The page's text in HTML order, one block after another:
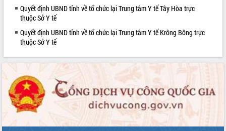
Thường trực HĐND tỉnh Đắk Lắk gặp
mặt Đoàn chuyên gia y tế TP. Hồ Chí
Lễ truy điệu và an táng hài cốt liệt sĩ
Bàn giải pháp tháo gỡ khó khăn trong
xuất khẩu sầu riêng và triển khai quy
định EUDR
Thứ trưởng Bộ Nông nghiệp và Môi
trường Nguyễn Hoàng Hiệp khảo sát
vùng trồng và doanh nghiệp đóng gói
sầu riêng tại Đắk Lắk
LIÊN KẾT WEB
Quyết định UBND tỉnh về tổ chức lại Trung tâm Y tế Tây Hòa trực
thuộc Sở Y tế
Quyết định UBND tỉnh về tổ chức lại Trung tâm Y tế Krông Bông trực
thuộc Sở Y tế